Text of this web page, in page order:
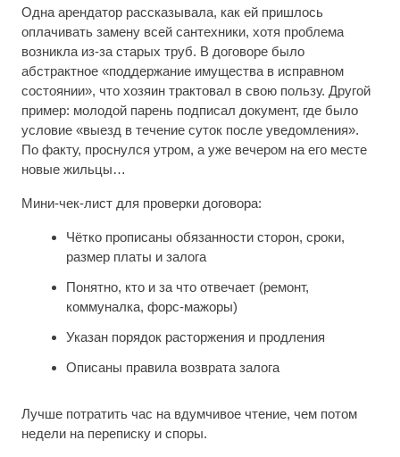
Одна арендатор рассказывала, как ей пришлось
оплачивать замену всей сантехники, хотя проблема
возникла из-за старых труб. В договоре было
абстрактное «поддержание имущества в исправном
состоянии», что хозяин трактовал в свою пользу. Другой
пример: молодой парень подписал документ, где было
условие «выезд в течение суток после уведомления».
По факту, проснулся утром, а уже вечером на его месте
новые жильцы…
Мини-чек-лист для проверки договора:
Чётко прописаны обязанности сторон, сроки,
размер платы и залога
Понятно, кто и за что отвечает (ремонт,
коммуналка, форс-мажоры)
Указан порядок расторжения и продления
Описаны правила возврата залога
Лучше потратить час на вдумчивое чтение, чем потом
недели на переписку и споры.